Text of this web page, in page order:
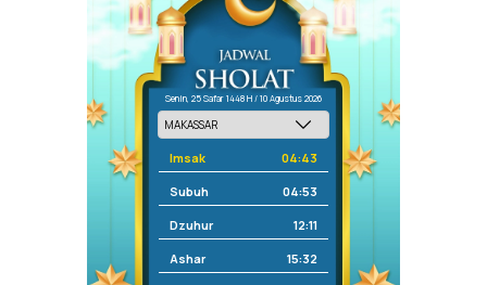
Senin, 25 Safar 1448 H / 10 Agustus 2026
Imsak 04:43
Subuh 04:53
Dzuhur 12:11
Ashar 15:32